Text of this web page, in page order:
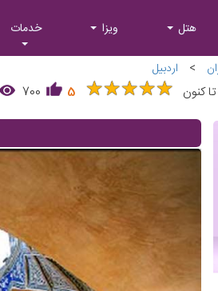
هتل ویزا خدمات
> اردبیل
تا کنون ★★★★★
★★★★★
5
700
Next